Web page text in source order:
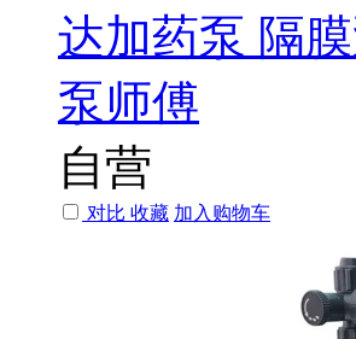
达加药泵 隔
泵师傅
自营
对比 收藏 加入购物车